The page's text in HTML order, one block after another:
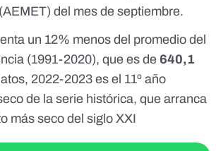
del mes de septiembre.
un 12% menos del promedio del
(1991-2020), que es de 640,1
2022-2023 es el 11º año
de la serie histórica, que arranca
más seco del siglo XXI